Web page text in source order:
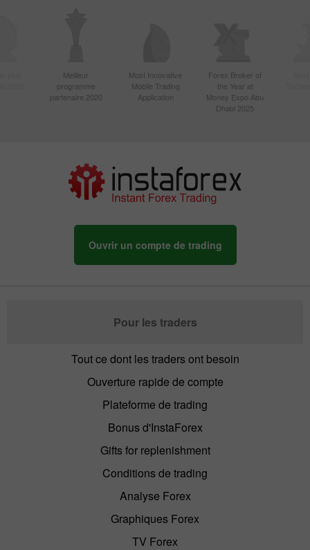
Meilleur
programme
partenaire 2020
Most Innovative
Mobile Trading
Application
Forex Broker of
the Year at
Money Expo Abu
Dhabi 2025
Ouvrir un compte de trading
Pour les traders
Tout ce dont les traders ont besoin
Ouverture rapide de compte
Plateforme de trading
Bonus d'InstaForex
Gifts for replenishment
Conditions de trading
Analyse Forex
Graphiques Forex
TV Forex